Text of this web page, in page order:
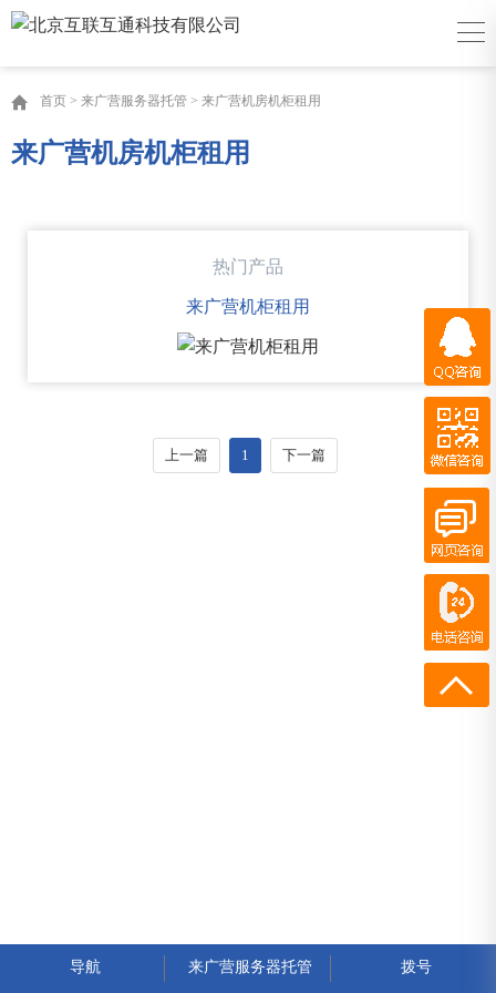
首页 > 来广营服务器托管 > 来广营机房机柜租用
来广营机房机柜租用
热门产品
来广营机柜租用
上一篇 1 下一篇
QQ咨询
QQ客服
百度商桥
导航 来广营服务器托管 拨号